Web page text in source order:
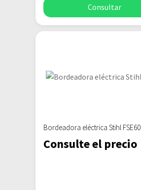
Consultar
Bordeadora eléctrica Stihl FSE60
Consulte el precio